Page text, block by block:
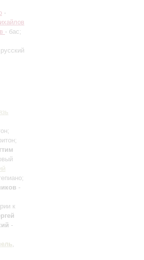
-
- бас;
-
к
-
,